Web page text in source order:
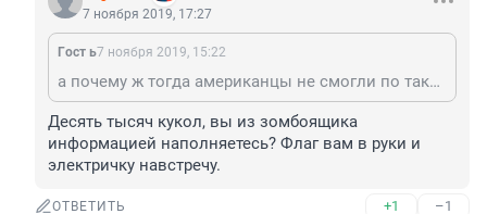
7 ноября 2019, 17:27
Гocт ь7 ноября 2019, 15:22
а почему ж тогда американцы не смогли по таким сладким условиям ипотеки платить?
Десять тысяч кукол, вы из зомбоящика
информацией наполняетесь? Флаг вам в руки и
электричку навстречу.
ОТВЕТИТЬ +1 –1